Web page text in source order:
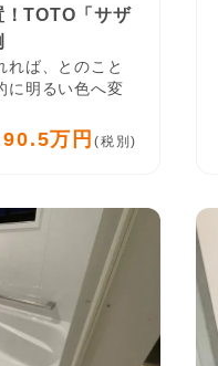
TOTO「サザ
れば、とのこと
に明るい色へ変
90.5万円 (税別)